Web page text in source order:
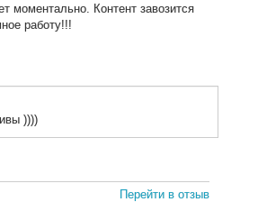
моментально. Контент завозится
работу!!!
))))
Перейти в отзыв